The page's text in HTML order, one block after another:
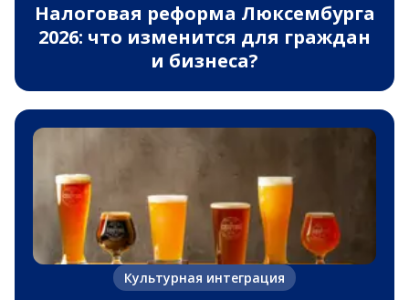
Налоговая реформа Люксембурга
2026: что изменится для граждан
и бизнеса?
Культурная интеграция